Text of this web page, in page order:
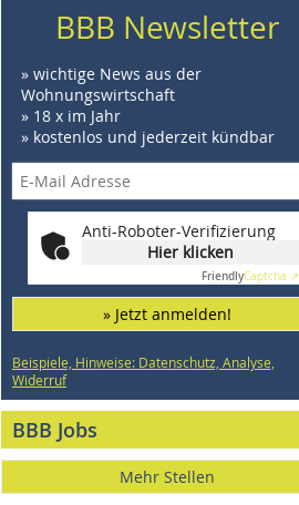
BBB Newsletter
» wichtige News aus der
Wohnungswirtschaft
» 18 x im Jahr
» kostenlos und jederzeit kündbar
Anti-Roboter-Verifizierung
Hier klicken
FriendlyCaptcha ⇗
» Jetzt anmelden!
Beispiele, Hinweise: Datenschutz, Analyse,
Widerruf
BBB Jobs
Mehr Stellen